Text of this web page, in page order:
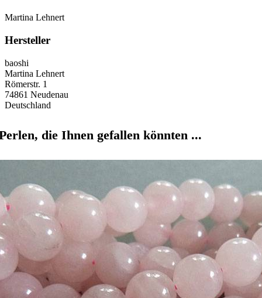
Martina Lehnert
Hersteller
baoshi
Martina Lehnert
Römerstr. 1
74861 Neudenau
Deutschland
die Ihnen gefallen könnten ...